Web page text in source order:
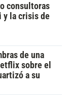
consultoras
y la crisis de
de una
sobre el
a su